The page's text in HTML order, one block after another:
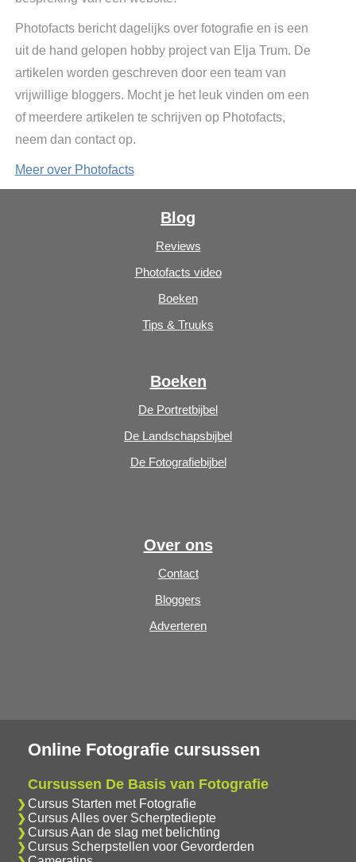
Photofacts bericht dagelijks over fotografie en is een
uit de hand gelopen hobby project van Elja Trum. De
artikelen worden geschreven door een team van
vrijwillige bloggers. Mocht je het leuk vinden om een
of meerdere artikelen te schrijven op Photofacts,
neem dan contact op.
Meer over Photofacts
Blog
Reviews
Photofacts video
Boeken
Tips & Truuks
Boeken
De Portretbijbel
De Landschapsbijbel
De Fotografiebijbel
Over ons
Contact
Bloggers
Adverteren
Online Fotografie cursussen
Cursussen De Basis van Fotografie
Cursus Starten met Fotografie
Cursus Alles over Scherptediepte
Cursus Aan de slag met belichting
Cursus Scherpstellen voor Gevorderden